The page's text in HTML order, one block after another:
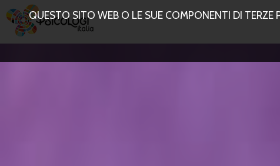
QUESTO SITO WEB O LE SUE COMPONENTI DI TERZE